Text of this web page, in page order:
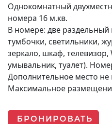
Однокомнатный
номера 16 м.кв.
В номере: две
тумбочки, светильники,
зеркало, шкаф, телевизор,
умывальник, туалет).
Дополнительное место не
Максимальное
БРОНИРОВАТЬ